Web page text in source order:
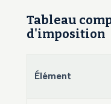
Tableau
d'imposition
Élément